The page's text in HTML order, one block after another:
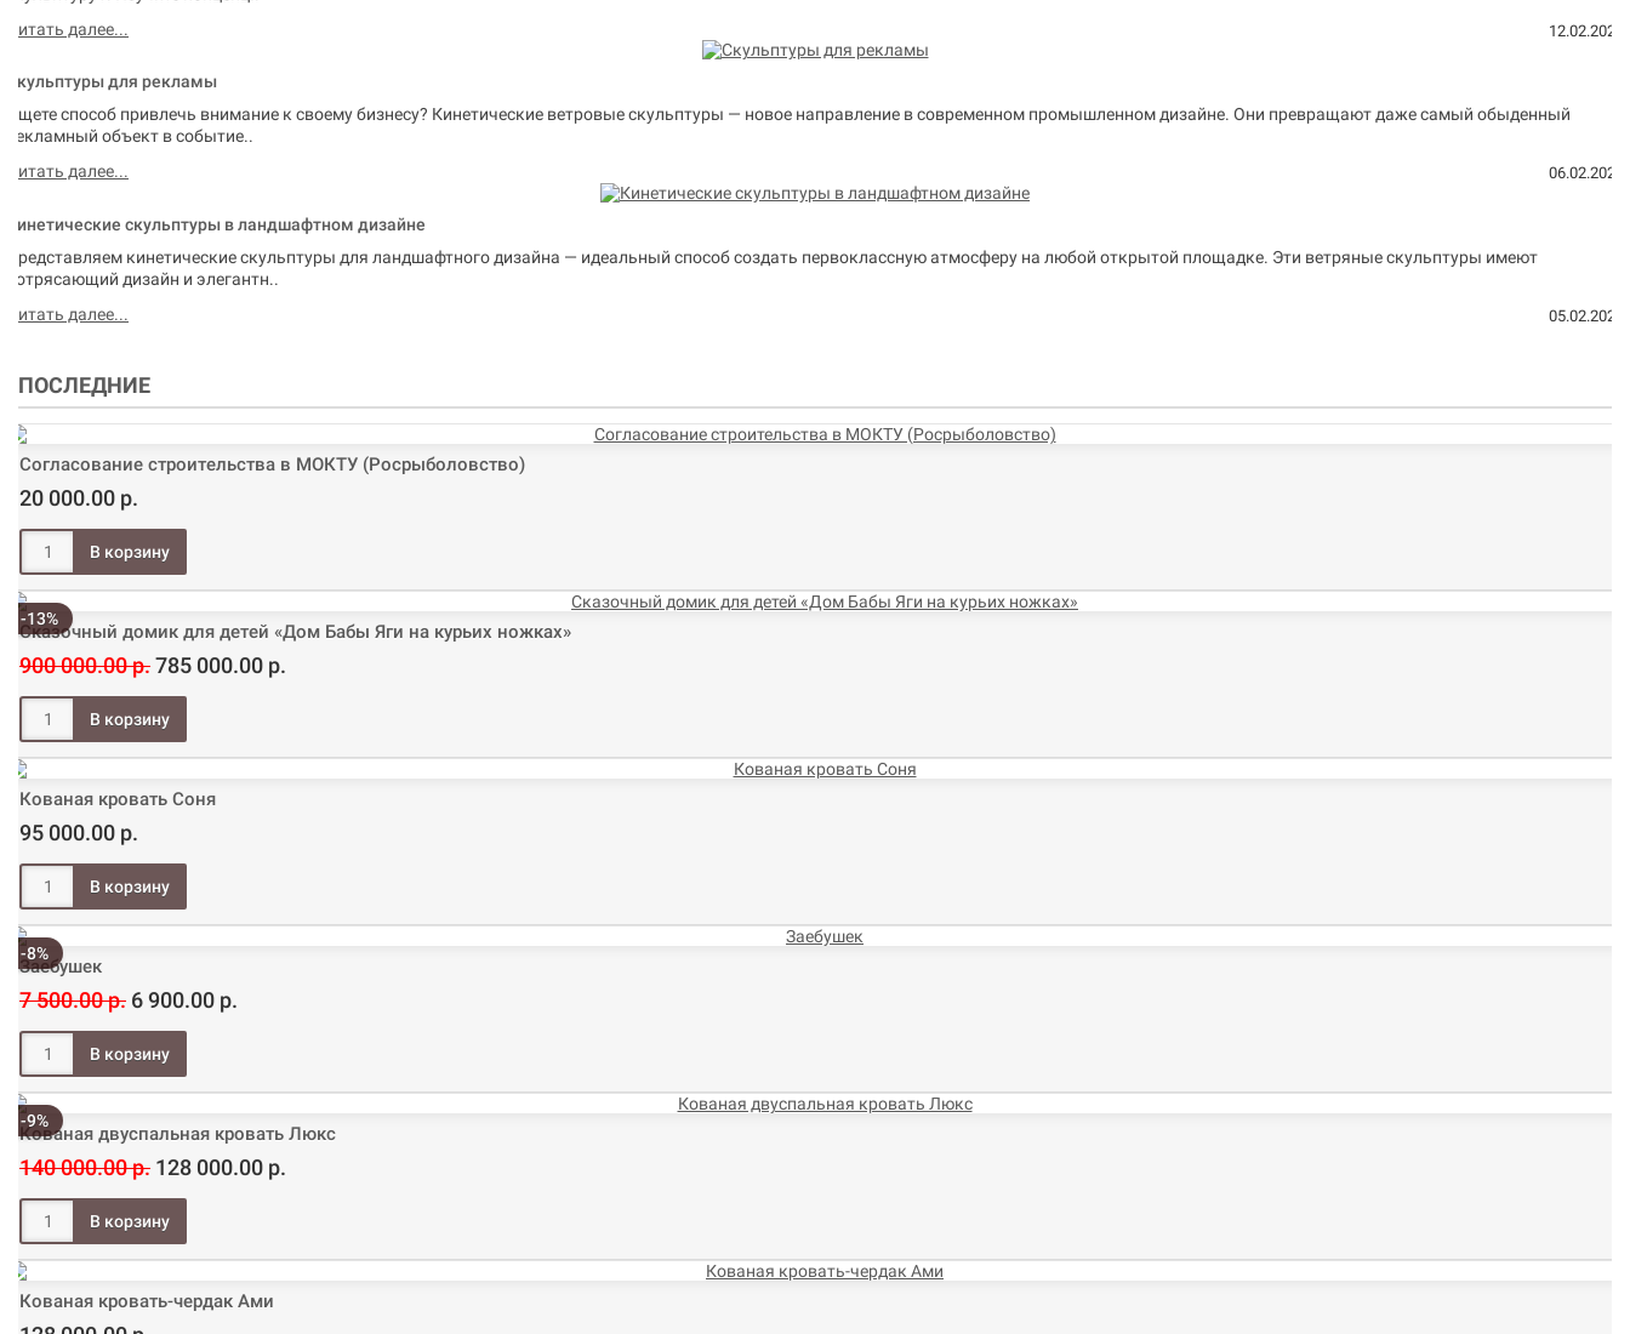
Читать далее...
12.02.2023
Скульптуры для рекламы
Ищете способ привлечь внимание к своему бизнесу? Кинетические ветровые скульптуры — новое направление в современном промышленном дизайне. Они превращают даже самый обыденный
рекламный объект в событие..
Читать далее...
06.02.2023
Кинетические скульптуры в ландшафтном дизайне
Представляем кинетические скульптуры для ландшафтного дизайна — идеальный способ создать первоклассную атмосферу на любой открытой площадке. Эти ветряные скульптуры имеют
потрясающий дизайн и элегантн..
Читать далее...
05.02.2023
ПОСЛЕДНИЕ
Согласование строительства в МОКТУ (Росрыболовство)
20 000.00 р.
-13%
Сказочный домик для детей «Дом Бабы Яги на курьих ножках»
900 000.00 р.785 000.00 р.
Кованая кровать Соня
95 000.00 р.
-8%
Заебушек
7 500.00 р. 6 900.00 р.
-9%
Кованая двуспальная кровать Люкс
140 000.00 р. 128 000.00 р.
Кованая кровать-чердак Ами